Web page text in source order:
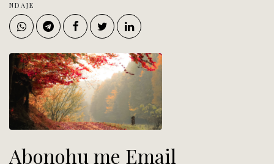
NDAJE
Abonohu me Email